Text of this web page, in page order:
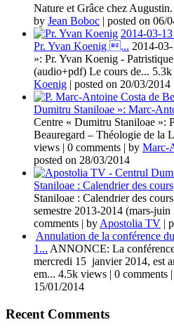
Nature et Grâce chez
by Jean Boboc | posted on 06/
2014-03-
Pr. Yvan Koenig ... 2014-
»: Pr. Yvan Koenig -
(audio+pdf) Le cours de...
Koenig | posted on 20/03/2014
Dumitru Staniloae »: Marc-
Centre « Dumitru Staniloae »:
Beauregard – Théologie de la
views | 0 comments | by Marc-
posted on 28/03/2014
Staniloae : Calendrier des
Staniloae : Calendrier des
semestre 2013-2014 (mars-
comments | by Apostolia TV |
Annulation de la conférence
1... ANNONCE: La
mercredi 15 janvier 2014, est
em... 4.5k views | 0 comments |
15/01/2014
Recent Comments